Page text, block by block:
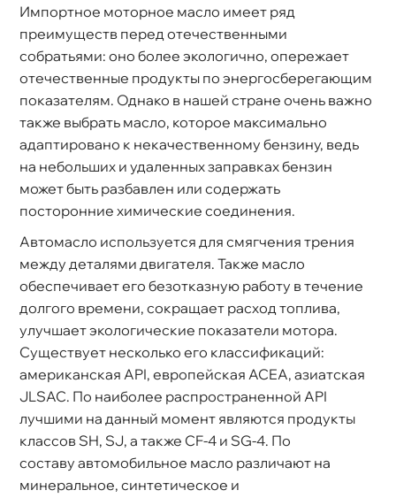
Импортное моторное масло имеет ряд
преимуществ перед отечественными
собратьями: оно более экологично, опережает
отечественные продукты по энергосберегающим
показателям. Однако в нашей стране очень важно
также выбрать масло, которое максимально
адаптировано к некачественному бензину, ведь
на небольших и удаленных заправках бензин
может быть разбавлен или содержать
посторонние химические соединения.
Автомасло используется для смягчения трения
между деталями двигателя. Также масло
обеспечивает его безотказную работу в течение
долгого времени, сокращает расход топлива,
улучшает экологические показатели мотора.
Существует несколько его классификаций:
американская API, европейская ACEA, азиатская
JLSAC. По наиболее распространенной API
лучшими на данный момент являются продукты
классов SH, SJ, а также CF-4 и SG-4. По
составу автомобильное масло различают на
минеральное, синтетическое и